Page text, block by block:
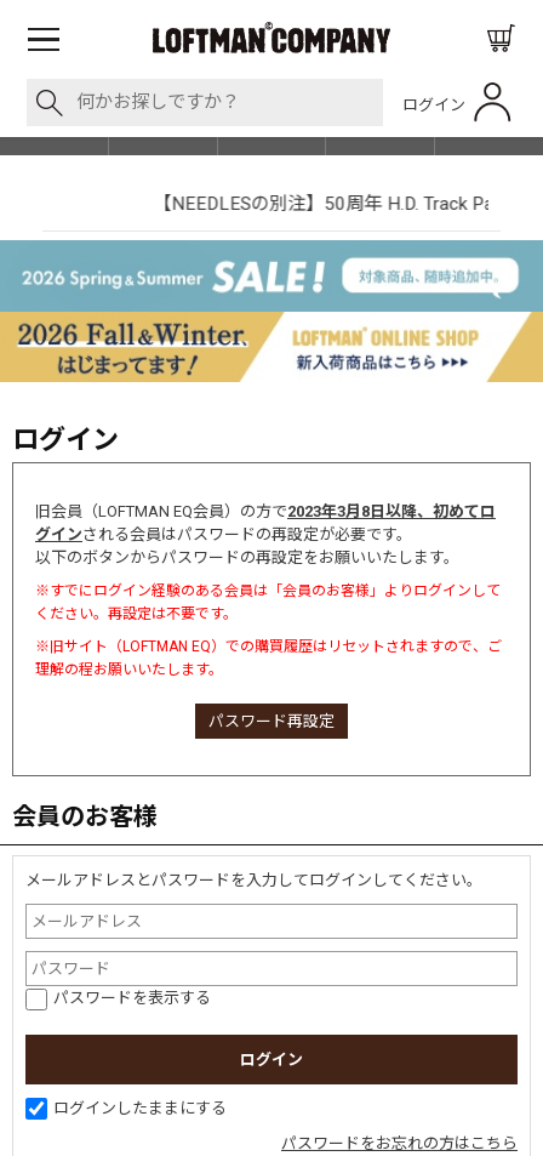
ログイン
SHOP LIST
【NEEDLESの別注】50周年 H.D. Track Pant
ログイン
旧会員（LOFTMAN EQ会員）の方で2023年3月8日以降、初めてロ
グインされる会員はパスワードの再設定が必要です。
以下のボタンからパスワードの再設定をお願いいたします。
※すでにログイン経験のある会員は「会員のお客様」よりログインして
ください。再設定は不要です。
※旧サイト（LOFTMAN EQ）での購買履歴はリセットされますので、ご
理解の程お願いいたします。
パスワード再設定
会員のお客様
メールアドレスとパスワードを入力してログインしてください。
パスワードを表示する
ログインしたままにする
パスワードをお忘れの方はこちら